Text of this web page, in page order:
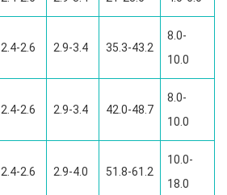
2.4-2.6 2.9-3.4 35.3-43.2
8.0-
10.0
2.4-2.6 2.9-3.4 42.0-48.7
8.0-
10.0
2.4-2.6 2.9-4.0 51.8-61.2
10.0-
18.0